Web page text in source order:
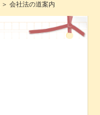
＞ 会社法の道案内